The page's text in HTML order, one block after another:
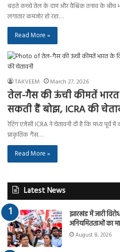
बढ़ते कच्चे तेल के दाम और वैश्विक तनाव के बीच
लगातार कमजोर हो रहा…
Read More »
TAKVEEM March 27, 2026
तेल-गैस की ऊंची कीमतें भारत
सकती हैं बोझ, ICRA की
रेटिंग एजेंसी ICRA ने चेतावनी दी है कि मध्य
प्राकृतिक गैस…
Read More »
Latest News
झारखंड में जारी
अनियमितताओं का
August 8, 2026